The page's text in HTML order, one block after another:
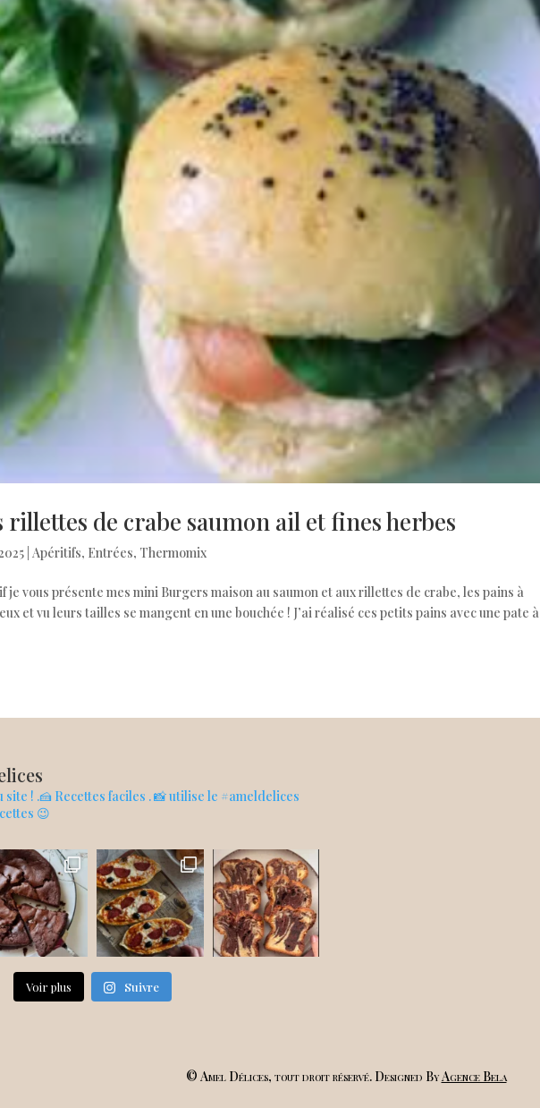
de crabe saumon ail et fines herbes
|Apéritifs, Entrées, Thermomix
je vous présente mes mini Burgers maison au saumon et aux rillettes de crabe, les pains à
et vu leurs tailles se mangent en une bouchée ! J’ai réalisé ces petits pains avec une pate à
site ! .🍰 Recettes faciles . 📸 utilise le #ameldelices
😉
Voir plus Suivre
© Amel Délices, tout droit réservé. Designed ByAgence Bela